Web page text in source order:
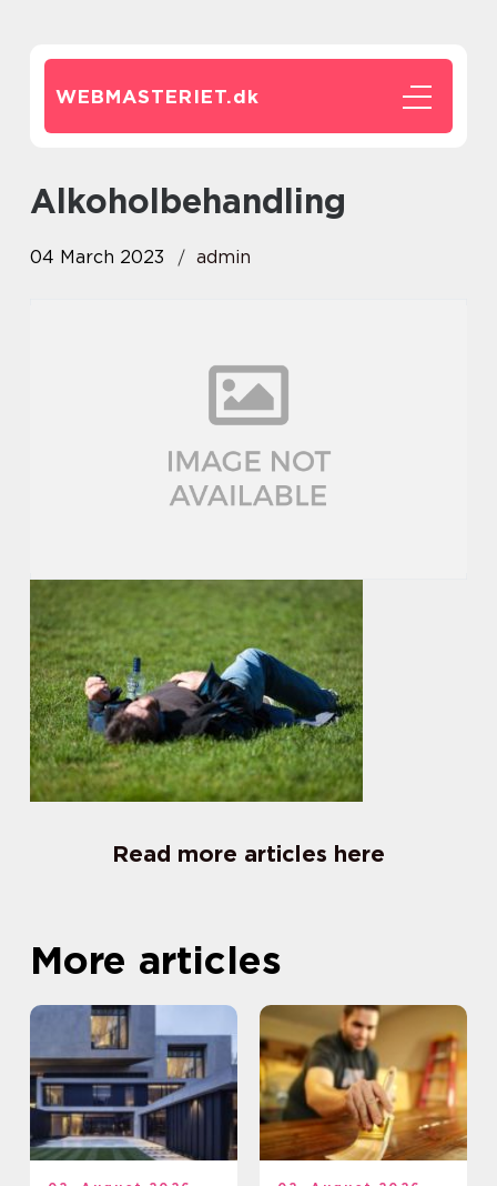
WEBMASTERIET.dk
alkoholbehandling
04 March 2023 admin
Read more articles here
More articles